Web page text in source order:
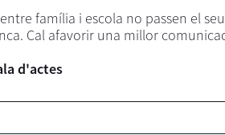
família i escola no passen el
Cal afavorir una millor
d'actes